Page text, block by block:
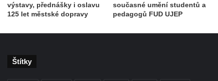
výstavy, přednášky i oslavu
125 let městské dopravy
současné umění studentů a
pedagogů FUD UJEP
Štítky